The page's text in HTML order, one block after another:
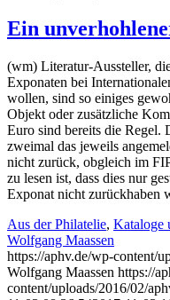
Ein
(wm) Literatur-Aussteller,
Exponaten bei
wollen, sind so einiges
Objekt oder zusätzliche
Euro sind bereits die Regel.
zweimal das jeweils
nicht zurück, obgleich im
zu lesen ist, dass dies nur
Exponat nicht
Aus der Philatelie, Kataloge
Wolfgang Maassen
https://aphv.de/wp-content/
Wolfgang Maassen https://
content/uploads/2016/02/